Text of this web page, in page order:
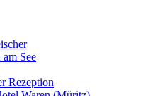
See
Rezeption